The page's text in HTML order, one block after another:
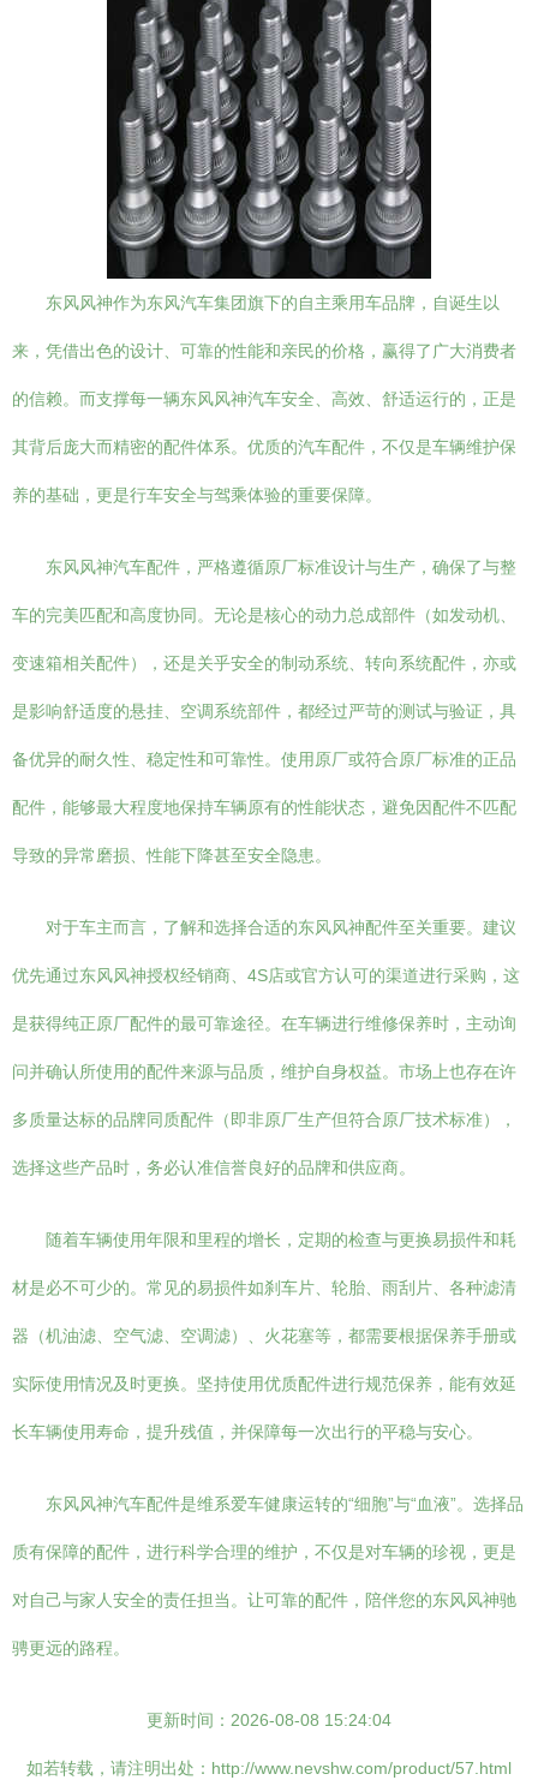
东风风神作为东风汽车集团旗下的自主乘用车品牌，自诞生以
来，凭借出色的设计、可靠的性能和亲民的价格，赢得了广大消费者
的信赖。而支撑每一辆东风风神汽车安全、高效、舒适运行的，正是
其背后庞大而精密的配件体系。优质的汽车配件，不仅是车辆维护保
养的基础，更是行车安全与驾乘体验的重要保障。
东风风神汽车配件，严格遵循原厂标准设计与生产，确保了与整
车的完美匹配和高度协同。无论是核心的动力总成部件（如发动机、
变速箱相关配件），还是关乎安全的制动系统、转向系统配件，亦或
是影响舒适度的悬挂、空调系统部件，都经过严苛的测试与验证，具
备优异的耐久性、稳定性和可靠性。使用原厂或符合原厂标准的正品
配件，能够最大程度地保持车辆原有的性能状态，避免因配件不匹配
导致的异常磨损、性能下降甚至安全隐患。
对于车主而言，了解和选择合适的东风风神配件至关重要。建议
优先通过东风风神授权经销商、4S店或官方认可的渠道进行采购，这
是获得纯正原厂配件的最可靠途径。在车辆进行维修保养时，主动询
问并确认所使用的配件来源与品质，维护自身权益。市场上也存在许
多质量达标的品牌同质配件（即非原厂生产但符合原厂技术标准），
选择这些产品时，务必认准信誉良好的品牌和供应商。
随着车辆使用年限和里程的增长，定期的检查与更换易损件和耗
材是必不可少的。常见的易损件如刹车片、轮胎、雨刮片、各种滤清
器（机油滤、空气滤、空调滤）、火花塞等，都需要根据保养手册或
实际使用情况及时更换。坚持使用优质配件进行规范保养，能有效延
长车辆使用寿命，提升残值，并保障每一次出行的平稳与安心。
东风风神汽车配件是维系爱车健康运转的“细胞”与“血液”。选择品
质有保障的配件，进行科学合理的维护，不仅是对车辆的珍视，更是
对自己与家人安全的责任担当。让可靠的配件，陪伴您的东风风神驰
骋更远的路程。
更新时间：2026-08-08 15:24:04
如若转载，请注明出处：http://www.nevshw.com/product/57.html